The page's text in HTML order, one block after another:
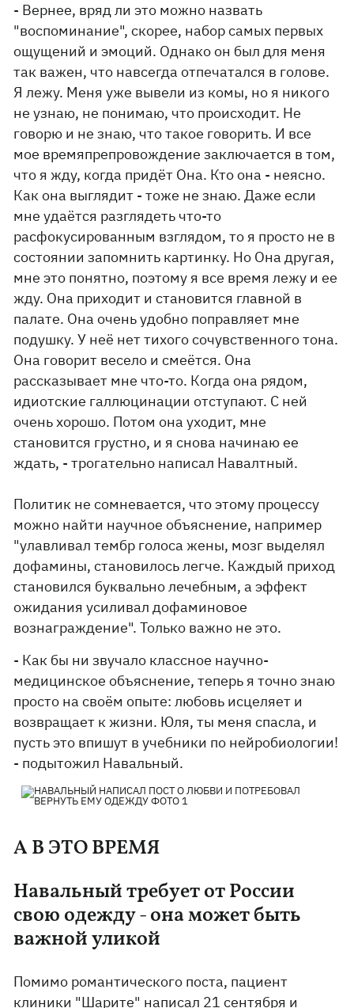
- Вернее, вряд ли это можно назвать
"воспоминание", скорее, набор самых первых
ощущений и эмоций. Однако он был для меня
так важен, что навсегда отпечатался в голове.
Я лежу. Меня уже вывели из комы, но я никого
не узнаю, не понимаю, что происходит. Не
говорю и не знаю, что такое говорить. И все
мое времяпрепровождение заключается в том,
что я жду, когда придёт Она. Кто она - неясно.
Как она выглядит - тоже не знаю. Даже если
мне удаётся разглядеть что-то
расфокусированным взглядом, то я просто не в
состоянии запомнить картинку. Но Она другая,
мне это понятно, поэтому я все время лежу и ее
жду. Она приходит и становится главной в
палате. Она очень удобно поправляет мне
подушку. У неё нет тихого сочувственного тона.
Она говорит весело и смеётся. Она
рассказывает мне что-то. Когда она рядом,
идиотские галлюцинации отступают. С ней
очень хорошо. Потом она уходит, мне
становится грустно, и я снова начинаю ее
ждать, - трогательно написал Навалтный.
Политик не сомневается, что этому процессу
можно найти научное объяснение, например
"улавливал тембр голоса жены, мозг выделял
дофамины, становилось легче. Каждый приход
становился буквально лечебным, а эффект
ожидания усиливал дофаминовое
вознаграждение". Только важно не это.
- Как бы ни звучало классное научно-
медицинское объяснение, теперь я точно знаю
просто на своём опыте: любовь исцеляет и
возвращает к жизни. Юля, ты меня спасла, и
пусть это впишут в учебники по нейробиологии!
- подытожил Навальный.
А В ЭТО ВРЕМЯ
Навальный требует от России
свою одежду - она может быть
важной уликой
Помимо романтического поста, пациент
клиники "Шарите" написал 21 сентября и